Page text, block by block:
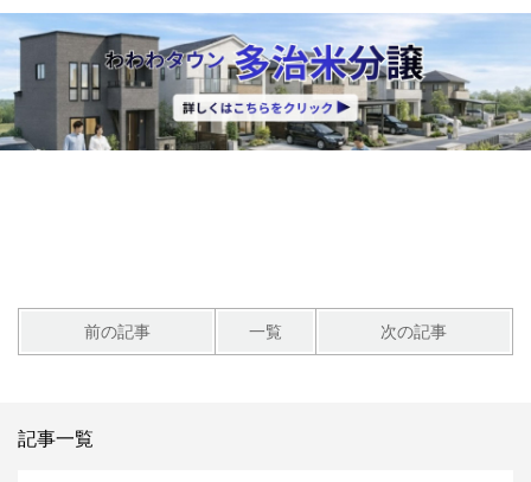
前の記事 一覧 次の記事
記事一覧